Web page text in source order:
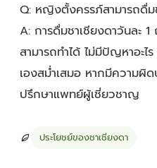
Q: หญิงตั้งครรภ์สามารถดื่ม
A: การดื่มชาเชียงดาวันละ
สามารถทำได้ ไม่มีปัญหาอะ
เองสม่ำเสมอ หากมีความผิ
ปรึกษาแพทย์ผู้เชี่ยวชาญ
ประโยชย์ของชาเชียงดา